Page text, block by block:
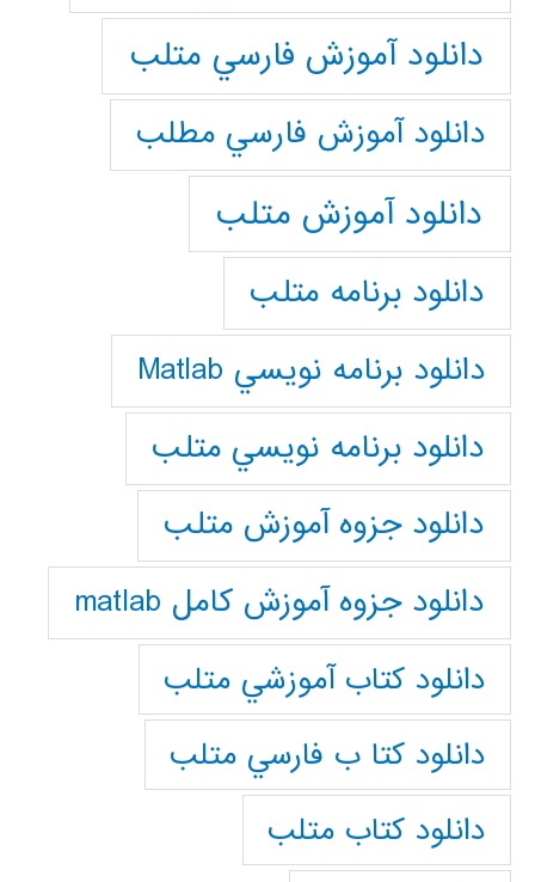
دانلود آموزش فارسي متلب
دانلود آموزش فارسي مطلب
دانلود آموزش متلب
دانلود برنامه متلب
دانلود برنامه نويسي Matlab
دانلود برنامه نويسي متلب
دانلود جزوه آموزش متلب
دانلود جزوه آموزش کامل matlab
دانلود كتاب آموزشي متلب
دانلود كتا ب فارسي متلب
دانلود كتاب متلب